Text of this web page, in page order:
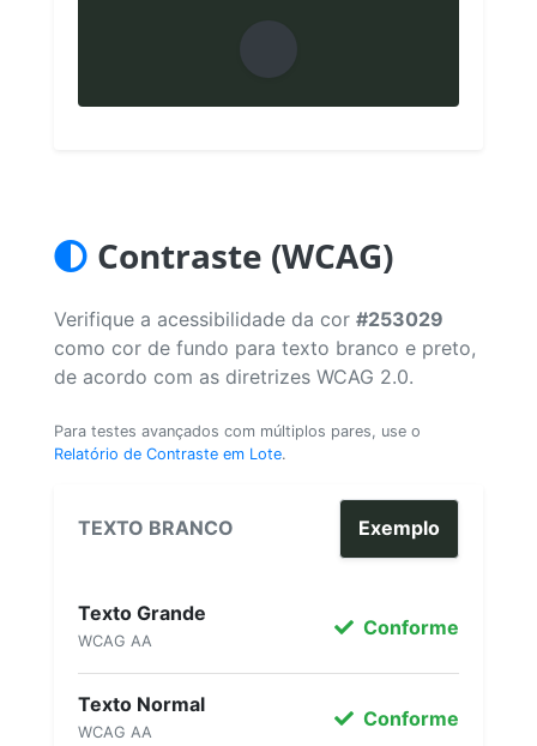
Contraste (WCAG)
Verifique a acessibilidade da cor #253029
como cor de fundo para texto branco e preto,
de acordo com as diretrizes WCAG 2.0.
Para testes avançados com múltiplos pares, use o
Relatório de Contraste em Lote.
TEXTO BRANCO Exemplo
Texto Grande
WCAG AA
Conforme
Texto Normal
WCAG AA
Conforme